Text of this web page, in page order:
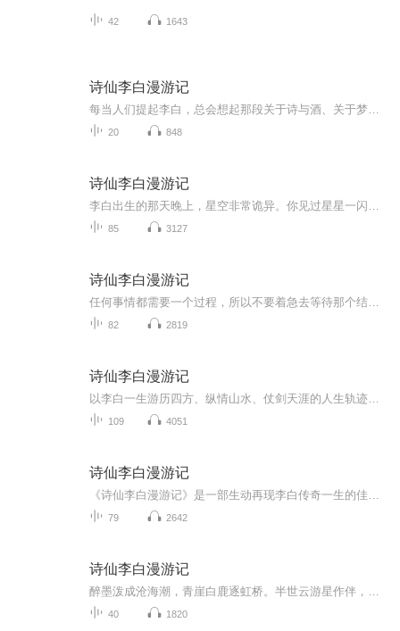
42 1643
诗仙李白漫游记
20 848
诗仙李白漫游记
85 3127
诗仙李白漫游记
82 2819
诗仙李白漫游记
109 4051
诗仙李白漫游记
79 2642
诗仙李白漫游记
40 1820